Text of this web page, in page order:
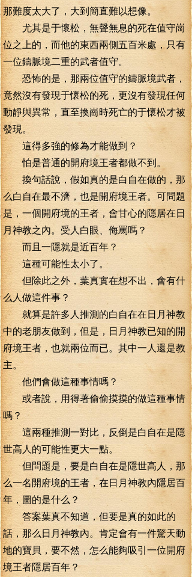
那難度太大了，大到簡直難以想像。
尤其是于懷松，無聲無息的死在值守崗
位之上的，而他的東西兩側五百米處，只有
一位鑄脈境二重的武者值守。
恐怖的是，那兩位值守的鑄脈境武者，
竟然沒有發現于懷松的死，更沒有發現任何
動靜與異常，直至換崗時死亡的于懷松才被
發現。
這得多強的修為才能做到？
怕是普通的開府境王者都做不到。
換句話說，假如真的是白自在做的，那
么白自在最不濟，也是開府境王者。可問題
是，一個開府境的王者，會甘心的隱居在日
月神教之內。受人白眼、侮罵嗎？
而且一隱就是近百年？
這種可能性太小了。
但除此之外，葉真實在想不出，會有什
么人做這件事？
就算是許多人推測的白自在在日月神教
中的老朋友做到，但是，日月神教已知的開
府境王者，也就兩位而已。其中一人還是教
主。
他們會做這種事情嗎？
或者說，用得著偷偷摸摸的做這種事情
嗎？
這兩種推測一對比，反倒是白自在是隱
世高人的可能性更大一點。
但問題是，要是白自在是隱世高人，那
么一名開府境的王者，在日月神教內隱居百
年，圖的是什么？
答案葉真不知道，但要是真的如此的
話，那么日月神教內。肯定會有一件驚天動
地的寶貝，要不然，怎么能夠吸引一位開府
境王者隱居百年？